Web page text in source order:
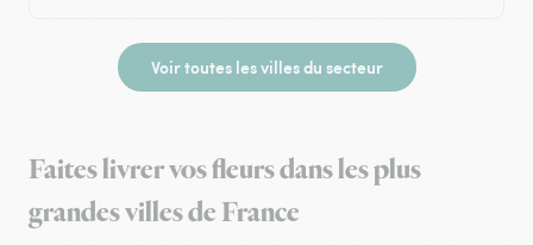
Voir toutes les villes du secteur
Faites livrer vos fleurs dans les plus
grandes villes de France